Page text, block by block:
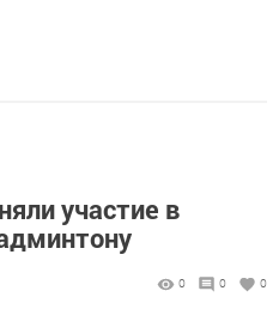
участие в
0 0 0